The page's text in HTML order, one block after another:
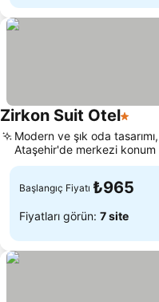
Zirkon Suit Otel1 Yıldız
Modern ve şık oda tasarımı,
Ataşehir'de merkezi konum
Başlangıç Fiyatı ₺965
Fiyatları görün: 7 site